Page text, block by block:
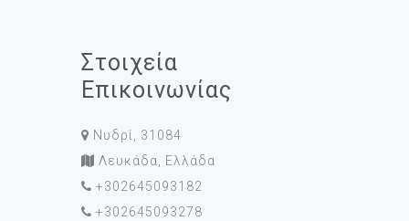
Στοιχεία
Επικοινωνίας
Νυδρί, 31084
Λευκάδα, Ελλάδα
+302645093182
+302645093278